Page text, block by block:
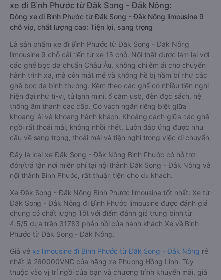
xe đi Bình Phước từ Đăk Song - Đắk Nông:
Dòng xe đi Bình Phước từ Đăk Song - Đắk Nông limousine 9
chỗ vip, chất lượng cao: Tiện lợi, sang trọng
Là sản phẩm xe đi Bình Phước từ Đăk Song - Đắk Nông
limousine 9 chỗ cải tiến từ xe 16 chỗ. Nội thất được làm lại với
các ghế bọc da chuẩn Châu Âu, không chỉ êm ái cho chuyến
hành trình xa, mà còn mát mẻ và không hề bị hầm bí như các
ghế bọc da bình thường. Kèm theo các ghế có nhiều tiện nghi
hiện đại như ti-vi, tủ lạnh mini, ổ cắm usb, đèn đọc sách, hệ
thống âm thanh cao cấp. Có vách ngăn riêng biệt giữa
khoang lái và khoang hành khách. Khoảng cách giữa các ghế
ngồi rất thoải mái, không nhồi nhét. Luôn đáp ứng được nhu
cầu về sang trọng, thoải mái và tiện nghi trong việc di chuyển.
Đây là loại xe Đăk Song - Đắk Nông Bình Phước có hỗ trợ
đón/trả tận nơi miễn phí tại nội thành Đăk Song - Đắk Nông và
nội thành Bình Phước, rất thuận tiện cho du khách.
Xe Đăk Song - Đắk Nông Bình Phước limousine tốt nhất: Xe từ
Đăk Song - Đắk Nông đi Bình Phước limousine được đánh giá
chung có chất lượng Tốt với điểm đánh giá trung bình từ
4.5/5 dựa trên 31783 phản hồi của hành khách Xe về Bình
Phước từ Đăk Song - Đắk Nông.
Giá vé xe limousine đi Bình Phước từ Đăk Song - Đắk Nông rẻ
nhất là 260000VND của hãng xe Phương Hồng Linh. Tùy
thuộc vào vị trí ngồi của bạn và chương trình khuyến mãi, giá